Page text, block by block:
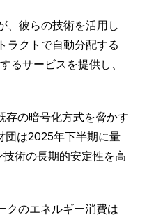
、彼らの技術を活用し
ラクトで自動分配する
サービスを提供し、
存の暗号化方式を脅かす
は2025年下半期に量
術の長期的安定性を高
クのエネルギー消費は